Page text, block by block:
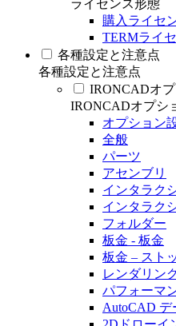
ライセンス形態
購入ライセ
TERMライ
各種設定と注意点
各種設定と注意点
IRONCADオ
IRONCADオプシ
オプション
全般
パーツ
アセンブリ
インタラク
インタラク
フォルダー
板金 - 板金
板金 – スト
レンダリン
パフォーマ
AutoCAD デ